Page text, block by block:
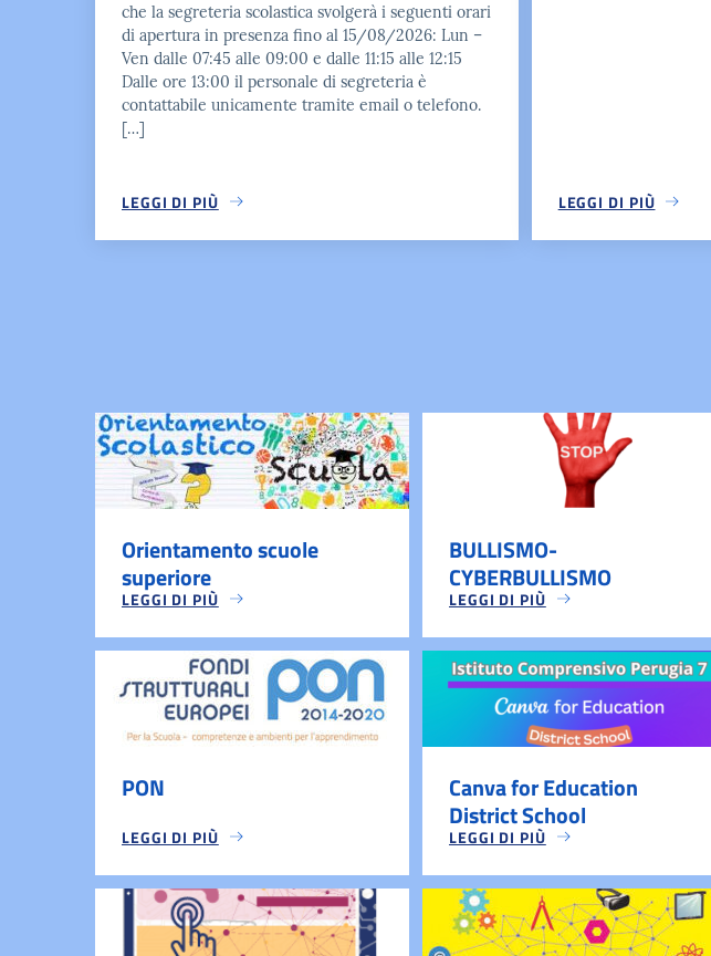
che la segreteria scolastica svolgerà i seguenti orari
di apertura in presenza fino al 15/08/2026: Lun –
Ven dalle 07:45 alle 09:00 e dalle 11:15 alle 12:15
Dalle ore 13:00 il personale di segreteria è
contattabile unicamente tramite email o telefono.
[…]
LEGGI DI PIÙ LEGGI DI PIÙ
Orientamento scuole
superiore
LEGGI DI PIÙ
BULLISMO-
CYBERBULLISMO
LEGGI DI PIÙ
PON
LEGGI DI PIÙ
Canva for Education
District School
LEGGI DI PIÙ